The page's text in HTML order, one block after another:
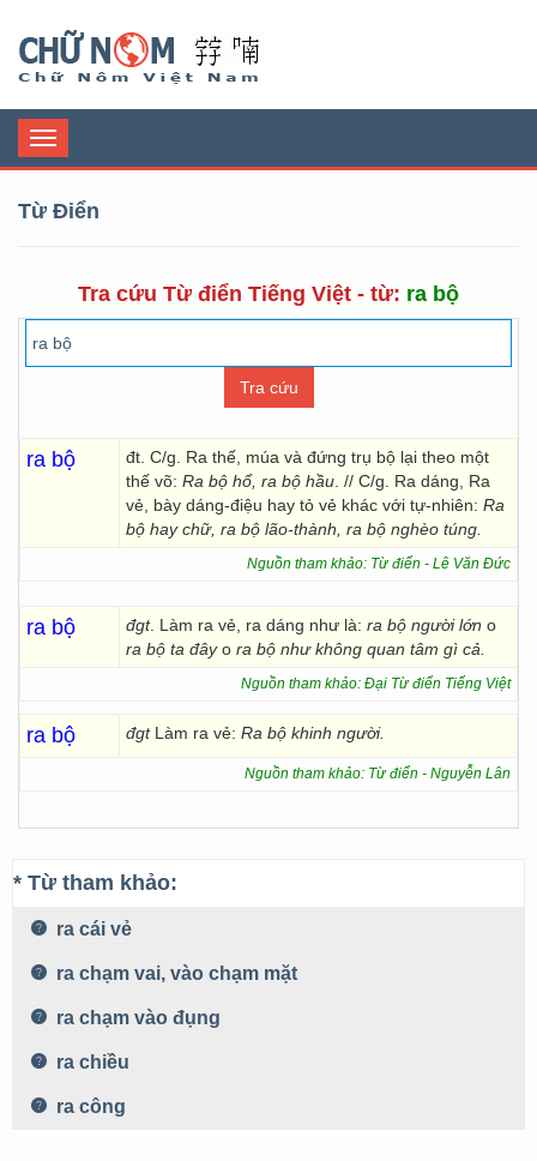
Toggle
navigation
Từ Điển
Tra cứu Từ điển Tiếng Việt - từ: ra bộ
ra bộ
đt. C/g. Ra thế, múa và đứng trụ bộ lại theo một
thế võ: Ra bộ hổ, ra bộ hầu . // C/g. Ra dáng, Ra
vẻ, bày dáng-điệu hay tỏ vẻ khác với tự-nhiên: Ra
bộ hay chữ, ra bộ lão-thành, ra bộ nghèo túng.
Nguồn tham khảo: Từ điển - Lê Văn Đức
ra bộ đgt. Làm ra vẻ, ra dáng như là: ra bộ người lớn o
ra bộ ta đâyo ra bộ như không quan tâm gì cả.
Nguồn tham khảo: Đại Từ điển Tiếng Việt
ra bộ đgt Làm ra vẻ: Ra bộ khinh người.
Nguồn tham khảo: Từ điển - Nguyễn Lân
* Từ tham khảo:
ra cái vẻ
ra chạm vai, vào chạm mặt
ra chạm vào đụng
ra chiều
ra công